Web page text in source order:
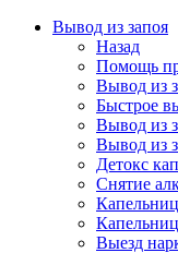
Вывод из запоя
Назад
Помощь
Вывод из
Быстрое
Вывод из
Вывод из
Детокс
Снятие
Выезд